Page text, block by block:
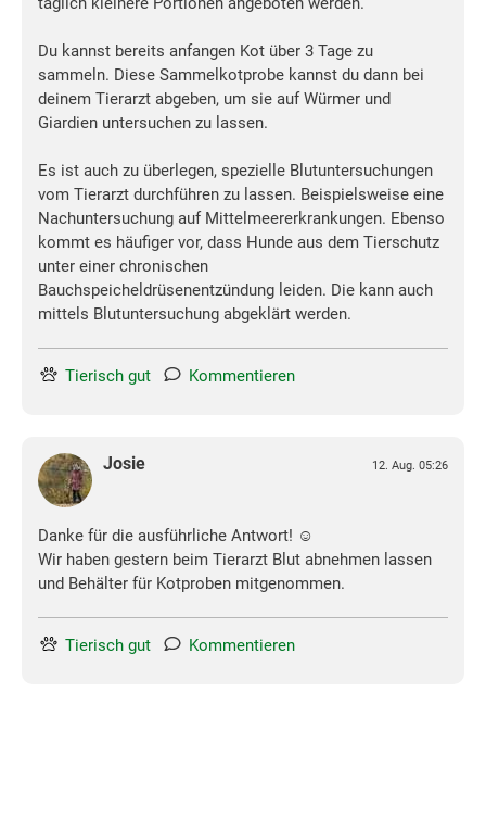
Du kannst bereits anfangen Kot über 3 Tage zu
sammeln. Diese Sammelkotprobe kannst du dann bei
deinem Tierarzt abgeben, um sie auf Würmer und
Giardien untersuchen zu lassen.
Es ist auch zu überlegen, spezielle Blutuntersuchungen
vom Tierarzt durchführen zu lassen. Beispielsweise eine
Nachuntersuchung auf Mittelmeererkrankungen. Ebenso
kommt es häufiger vor, dass Hunde aus dem Tierschutz
unter einer chronischen
Bauchspeicheldrüsenentzündung leiden. Die kann auch
mittels Blutuntersuchung abgeklärt werden.
Tierisch gut Kommentieren
Josie 12. Aug. 05:26
Danke für die ausführliche Antwort! ☺️
Wir haben gestern beim Tierarzt Blut abnehmen lassen
und Behälter für Kotproben mitgenommen.
Tierisch gut Kommentieren